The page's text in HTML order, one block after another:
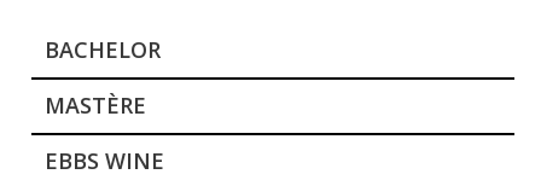
BACHELOR
MASTÈRE
EBBS WINE